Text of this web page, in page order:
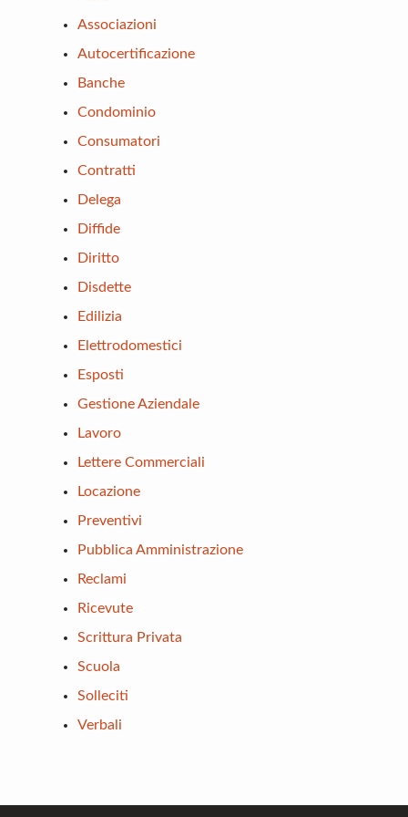
Associazioni
Autocertificazione
Banche
Condominio
Consumatori
Contratti
Delega
Diffide
Diritto
Disdette
Edilizia
Elettrodomestici
Esposti
Gestione Aziendale
Lavoro
Lettere Commerciali
Locazione
Preventivi
Pubblica Amministrazione
Reclami
Ricevute
Scrittura Privata
Scuola
Solleciti
Verbali